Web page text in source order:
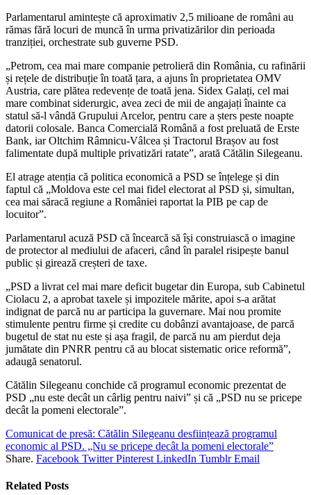
Parlamentarul amintește că aproximativ 2,5 milioane de români au
rămas fără locuri de muncă în urma privatizărilor din perioada
tranziției, orchestrate sub guverne PSD.
„Petrom, cea mai mare companie petrolieră din România, cu rafinării
și rețele de distribuție în toată țara, a ajuns în proprietatea OMV
Austria, care plătea redevențe de toată jena. Sidex Galați, cel mai
mare combinat siderurgic, avea zeci de mii de angajați înainte ca
statul să-l vândă Grupului Arcelor, pentru care a șters peste noapte
datorii colosale. Banca Comercială Română a fost preluată de Erste
Bank, iar Oltchim Râmnicu-Vâlcea și Tractorul Brașov au fost
falimentate după multiple privatizări ratate”, arată Cătălin Silegeanu.
El atrage atenția că politica economică a PSD se înțelege și din
faptul că „Moldova este cel mai fidel electorat al PSD și, simultan,
cea mai săracă regiune a României raportat la PIB pe cap de
locuitor”.
Parlamentarul acuză PSD că încearcă să își construiască o imagine
de protector al mediului de afaceri, când în paralel risipește banul
public și girează creșteri de taxe.
„PSD a livrat cel mai mare deficit bugetar din Europa, sub Cabinetul
Ciolacu 2, a aprobat taxele și impozitele mărite, apoi s-a arătat
indignat de parcă nu ar participa la guvernare. Mai nou promite
stimulente pentru firme și credite cu dobânzi avantajoase, de parcă
bugetul de stat nu este și așa fragil, de parcă nu am pierdut deja
jumătate din PNRR pentru că au blocat sistematic orice reformă”,
adaugă senatorul.
Cătălin Silegeanu conchide că programul economic prezentat de
PSD „nu este decât un cârlig pentru naivi” și că „PSD nu se pricepe
decât la pomeni electorale”.
Comunicat de presă: Cătălin Silegeanu desființează programul
economic al PSD. „Nu se pricepe decât la pomeni electorale”
Share. Facebook Twitter Pinterest LinkedIn Tumblr Email
Related Posts